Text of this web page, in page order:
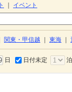
イベント
関東・甲信越 東海
日 日付未定 泊